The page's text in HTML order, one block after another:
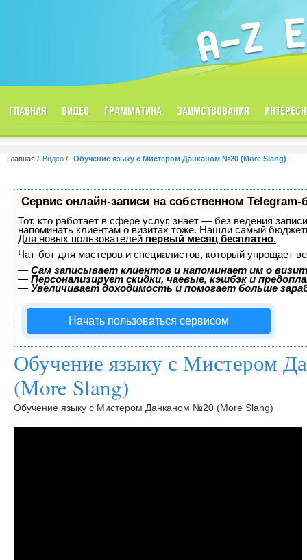
ГЛАВНАЯ ВИДЕО ГРАММАТИКА ЗАИМСТВОВАНИЯ
Главная Видео Обучение языку с Мистером Данканом №20 (More Slang)
Сервис онлайн-записи на собственном Telegram-
Тот, кто работает в сфере услуг, знает — без ведения
напоминать клиентам о визитах тоже. Нашли самый
Для новых пользователей первый месяц бесплатно.
Чат-бот для мастеров и специалистов, который упрощает
— Сам записывает клиентов и напоминает им о
— Персонализирует скидки, чаевые, кэшбэк и
— Увеличивает доходимость и помогает больше
Начать пользоваться сервисом
Обучение языку с Мистером
(More Slang)
Обучение языку с Мистером Данканом №20 (More Slang)